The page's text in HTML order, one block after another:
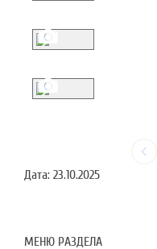
Дата: 23.10.2025
МЕНЮ РАЗДЕЛА